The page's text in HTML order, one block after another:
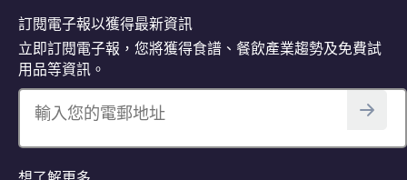
訂閱電子報以獲得最新資訊
立即訂閱電子報，您將獲得食譜、餐飲產業趨勢及免費試
用品等資訊。
輸入您的電郵地址